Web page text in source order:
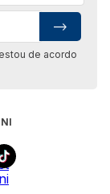
de acordo